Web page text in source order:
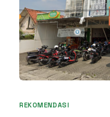
REKOMENDASI